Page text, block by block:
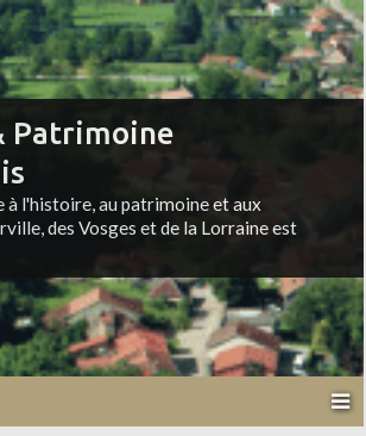
Patrimoine
à l'histoire, au patrimoine et aux
des Vosges et de la Lorraine est